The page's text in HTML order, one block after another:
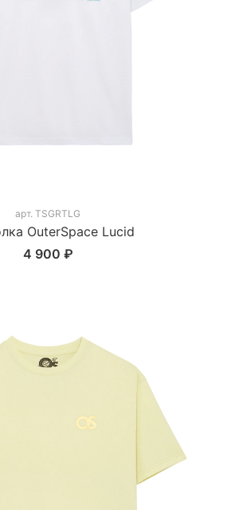
арт. TSGRTLG
OuterSpace Lucid
4 900 ₽